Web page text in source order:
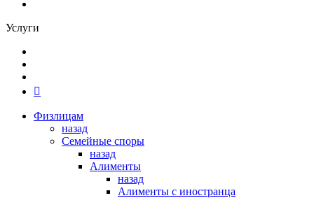
Услуги
Физлицам
назад
Семейные споры
назад
Алименты
назад
Алименты с иностранца